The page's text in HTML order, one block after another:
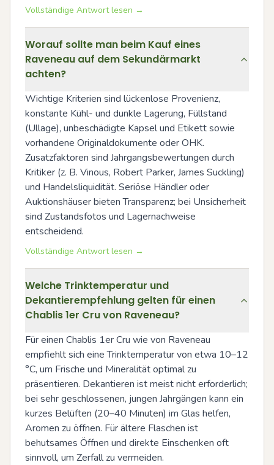
Vollständige Antwort lesen →
Worauf sollte man beim Kauf eines
Raveneau auf dem Sekundärmarkt
achten?
Wichtige Kriterien sind lückenlose Provenienz,
konstante Kühl- und dunkle Lagerung, Füllstand
(Ullage), unbeschädigte Kapsel und Etikett sowie
vorhandene Originaldokumente oder OHK.
Zusatzfaktoren sind Jahrgangsbewertungen durch
Kritiker (z. B. Vinous, Robert Parker, James Suckling)
und Handelsliquidität. Seriöse Händler oder
Auktionshäuser bieten Transparenz; bei Unsicherheit
sind Zustandsfotos und Lagernachweise
entscheidend.
Vollständige Antwort lesen →
Welche Trinktemperatur und
Dekantierempfehlung gelten für einen
Chablis 1er Cru von Raveneau?
Für einen Chablis 1er Cru wie von Raveneau
empfiehlt sich eine Trinktemperatur von etwa 10–12
°C, um Frische und Mineralität optimal zu
präsentieren. Dekantieren ist meist nicht erforderlich;
bei sehr geschlossenen, jungen Jahrgängen kann ein
kurzes Belüften (20–40 Minuten) im Glas helfen,
Aromen zu öffnen. Für ältere Flaschen ist
behutsames Öffnen und direkte Einschenken oft
sinnvoll, um Zerfall zu vermeiden.